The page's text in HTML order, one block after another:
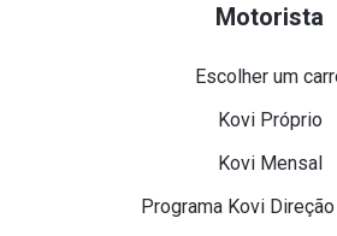
Motorista
Escolher um
Kovi Próprio
Kovi Mensal
Programa Kovi